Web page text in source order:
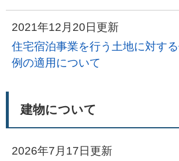
2021年12月20日更新
住宅宿泊事業を行う土地に対す
例の適用について
建物について
2026年7月17日更新